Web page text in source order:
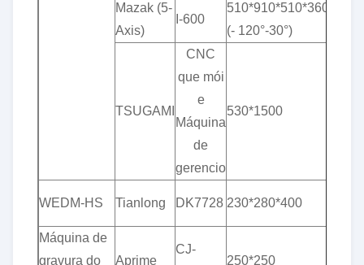
Mazak (5-
Axis)
I-600
510*910*510*360°*
(- 120°-30°)
TSUGAMI
CNC
que mói
e
Máquina
de
gerencio
530*1500
WEDM-HS Tianlong DK7728 230*280*400
Máquina de
gravura do
Aprime
CJ-
250*250